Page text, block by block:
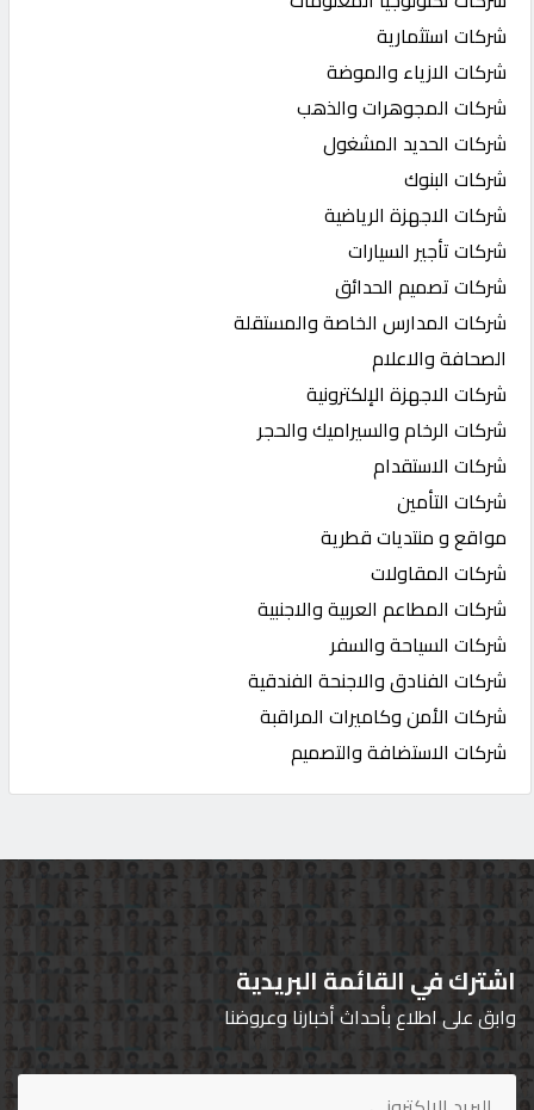
شركات استثمارية
شركات الازياء والموضة
شركات المجوهرات والذهب
شركات الحديد المشغول
شركات البنوك
شركات الاجهزة الرياضية
شركات تأجير السيارات
شركات تصميم الحدائق
شركات المدارس الخاصة والمستقلة
الصحافة والاعلام
شركات الاجهزة الإلكترونية
شركات الرخام والسيراميك والحجر
شركات الاستقدام
شركات التأمين
مواقع و منتديات قطرية
شركات المقاولات
شركات المطاعم العربية والاجنبية
شركات السياحة والسفر
شركات الفنادق والاجنحة الفندقية
شركات الأمن وكاميرات المراقبة
شركات الاستضافة والتصميم
اشترك في القائمة البريدية
وابق على اطلاع بأحداث أخبارنا وعروضنا